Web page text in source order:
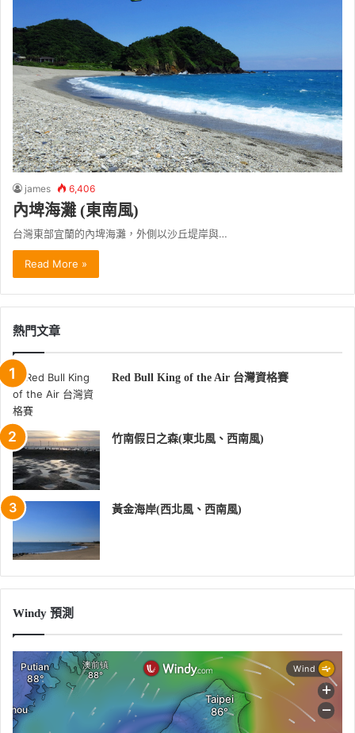
james 6,406
內埤海灘 (東南風)
台灣東部宜蘭的內埤海灘，外側以沙丘堤岸與…
Read More »
熱門文章
Red Bull King of the Air 台灣資格賽
竹南假日之森(東北風、西南風)
黃金海岸(西北風、西南風)
Windy 預測